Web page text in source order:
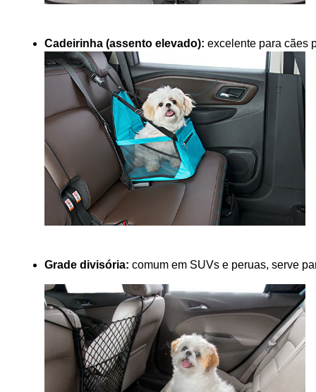
Cadeirinha (assento elevado): excelente para cães
Grade divisória: comum em SUVs e peruas, serve